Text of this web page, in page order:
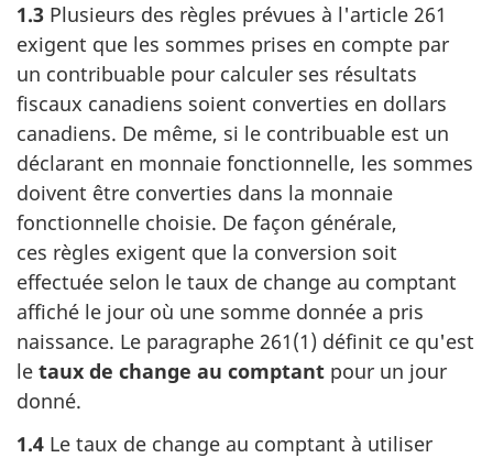
1.3 Plusieurs des règles prévues à l'article 261
exigent que les sommes prises en compte par
un contribuable pour calculer ses résultats
fiscaux canadiens soient converties en dollars
canadiens. De même, si le contribuable est un
déclarant en monnaie fonctionnelle, les sommes
doivent être converties dans la monnaie
fonctionnelle choisie. De façon générale,
ces règles exigent que la conversion soit
effectuée selon le taux de change au comptant
affiché le jour où une somme donnée a pris
naissance. Le paragraphe 261(1) définit ce qu'est
le taux de change au comptant pour un jour
donné.
1.4 Le taux de change au comptant à utiliser